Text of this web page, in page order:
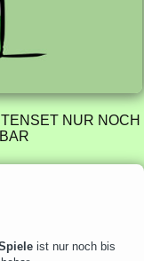
NUR NOCH
ist nur noch bis